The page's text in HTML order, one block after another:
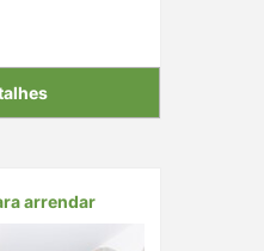
arrendar